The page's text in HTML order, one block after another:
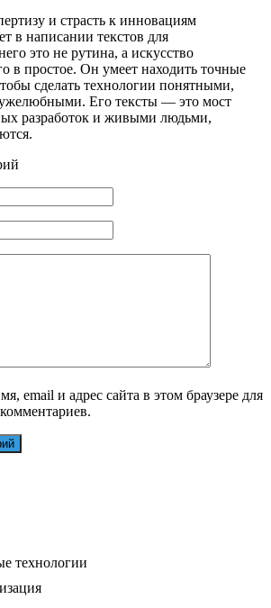
и страсть к инновациям
в написании текстов для
это не рутина, а искусство
в простое. Он умеет находить точные
сделать технологии понятными,
Его тексты — это мост
разработок и живыми людьми,
email и адрес сайта в этом браузере для
технологии